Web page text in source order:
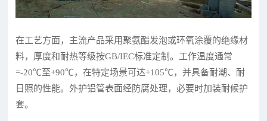
在工艺方面，主流产品采用聚氨酯发泡或环氧涂覆的绝缘材
料，厚度和耐热等级按GB/IEC标准定制。工作温度通常
=-20℃至+90℃，在特定场景可达+105℃，并具备耐潮、耐
日照的性能。外护铝管表面经防腐处理，必要时加装耐候护
套。